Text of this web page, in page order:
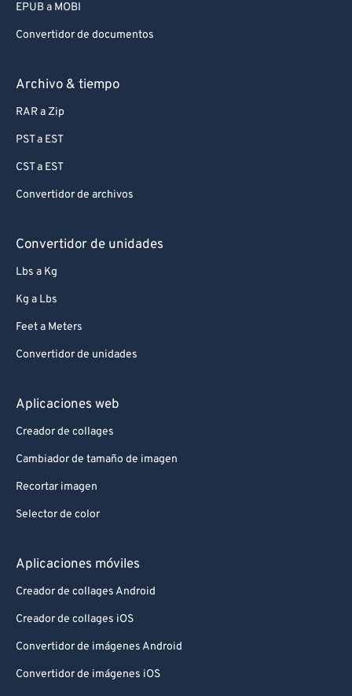
EPUB a MOBI
Convertidor de documentos
Archivo & tiempo
RAR a Zip
PST a EST
CST a EST
Convertidor de archivos
Convertidor de unidades
Lbs a Kg
Kg a Lbs
Feet a Meters
Convertidor de unidades
Aplicaciones web
Creador de collages
Cambiador de tamaño de imagen
Recortar imagen
Selector de color
Aplicaciones móviles
Creador de collages Android
Creador de collages iOS
Convertidor de imágenes Android
Convertidor de imágenes iOS